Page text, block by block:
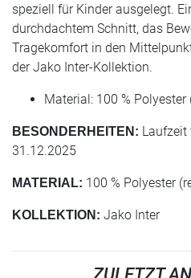
speziell für Kinder ausgelegt.
durchdachtem Schnitt, das
Tragekomfort in den
der Jako Inter-Kollektion.
Material: 100 % Polyester
BESONDERHEITEN: Laufzeit
31.12.2025
MATERIAL: 100 % Polyester
KOLLEKTION: Jako Inter